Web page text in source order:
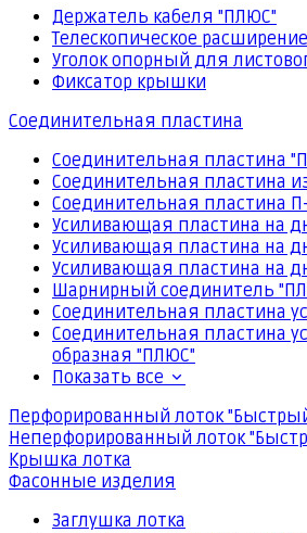
Держатель кабеля "ПЛЮС"
Телескопическое
Уголок опорный для
Фиксатор крышки
Соединительная пластина
Соединительная пластина
Соединительная пластина
Соединительная пластина
Усиливающая пластина на
Усиливающая пластина на
Усиливающая пластина на
Шарнирный соединитель
Соединительная пластина
Соединительная пластина
образная "ПЛЮС"
Показать все
Перфорированный лоток
Неперфорированный лоток
Крышка лотка
Фасонные изделия
Заглушка лотка